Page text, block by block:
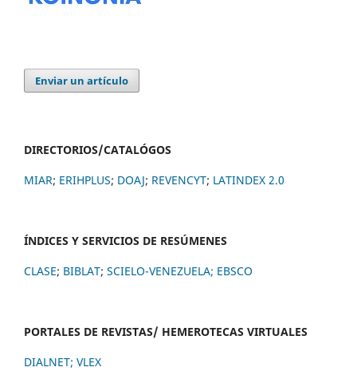
Enviar un artículo
DIRECTORIOS/CATALÓGOS
MIAR; ERIHPLUS; DOAJ; REVENCYT; LATINDEX 2.0
ÍNDICES Y SERVICIOS DE RESÚMENES
CLASE; BIBLAT; SCIELO-VENEZUELA; EBSCO
PORTALES DE REVISTAS/ HEMEROTECAS VIRTUALES
DIALNET; VLEX